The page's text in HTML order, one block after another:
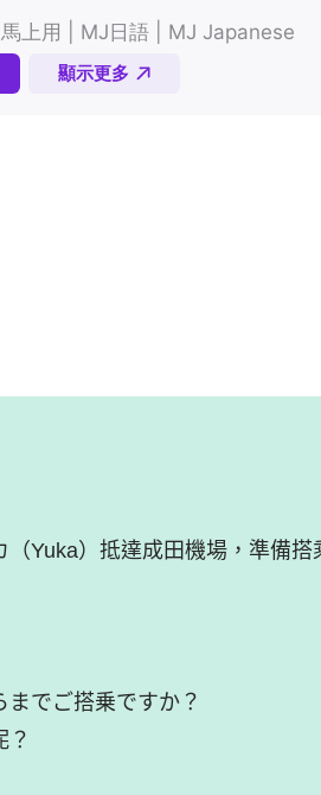
（Yuka）抵達成田機場，準備
でご搭乗ですか？
？